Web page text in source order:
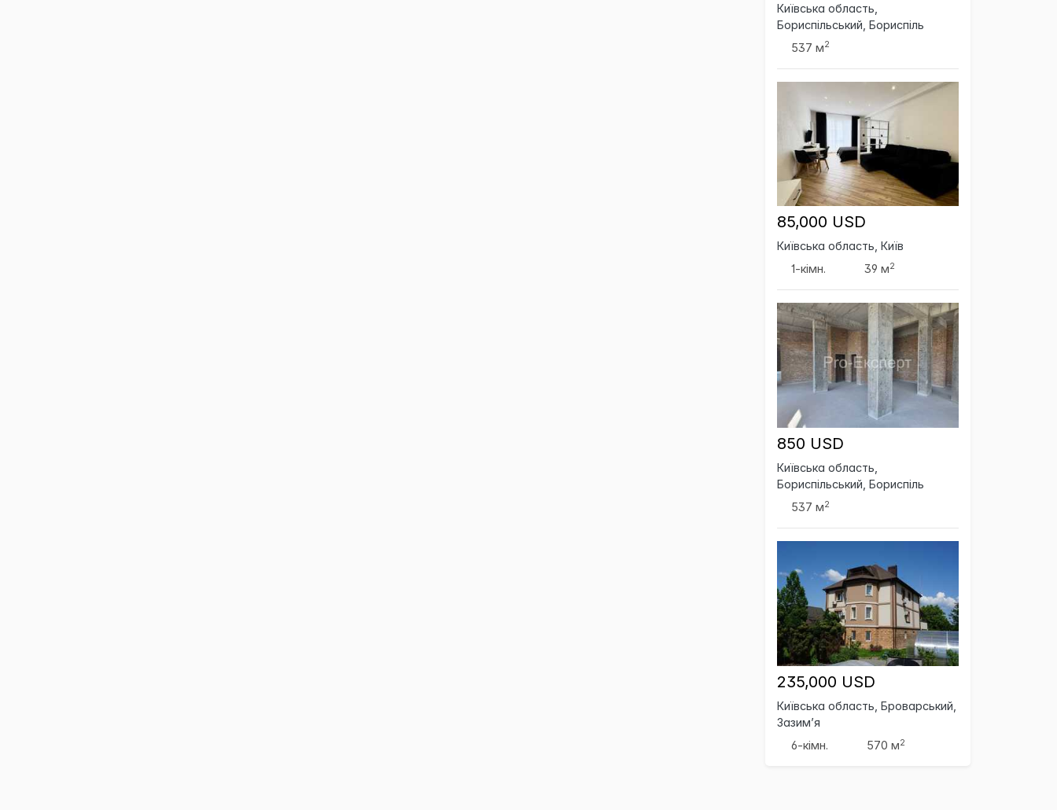
Київська область,
Бориспільський, Бориспіль
537 м2
85,000 USD
Київська область, Київ
1-кімн.
39 м2
850 USD
Київська область,
Бориспільський, Бориспіль
537 м2
235,000 USD
Київська область, Броварський,
Зазим’я
6-кімн.
570 м2